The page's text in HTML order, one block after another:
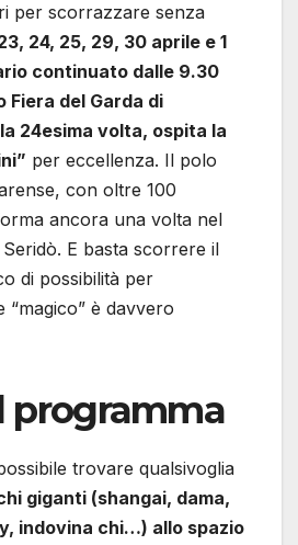
per scorrazzare senza
24, 25, 29, 30 aprile e 1
continuato dalle 9.30
Fiera del Garda di
24esima volta, ospita la
per eccellenza. Il polo
con oltre 100
ancora una volta nel
E basta scorrere il
di possibilità per
è davvero
programma
trovare qualsivoglia
giganti (shangai, dama,
indovina chi…) allo spazio